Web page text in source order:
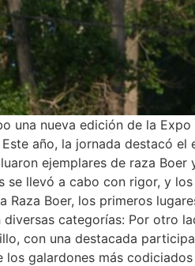
una nueva edición de la
año, la jornada destacó
ejemplares de raza
llevó a cabo con rigor, y
Boer, los primeros
categorías: Por otro
con una destacada
galardones más